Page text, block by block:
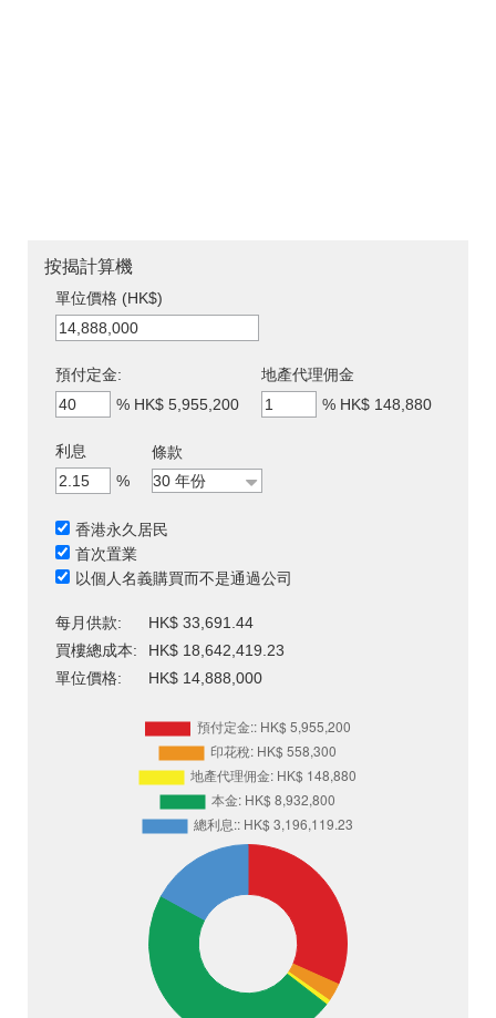
按揭計算機
單位價格 (HK$)
預付定金:
% HK$ 5,955,200
地產代理佣金
% HK$ 148,880
利息
%
條款
香港永久居民
首次置業
以個人名義購買而不是通過公司
每月供款:
HK$ 33,691.44
買樓總成本:
HK$ 18,642,419.23
單位價格:
HK$ 14,888,000